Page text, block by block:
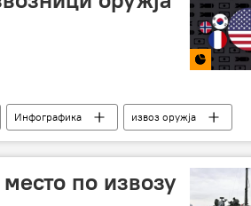
Инфографика
извоз оружја
по извозу